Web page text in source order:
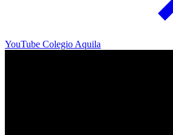
YouTube Colegio Aquila